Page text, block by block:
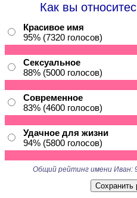
Как вы
Красивое имя
95% (7320 голосов)
Сексуальное
88% (5000 голосов)
Современное
83% (4600 голосов)
Удачное для жизни
94% (5800 голосов)
Общий рейтинг имени Иван: